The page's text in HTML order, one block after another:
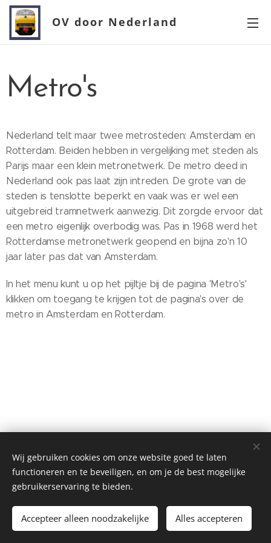
OV door Nederland
Metro's
Nederland telt maar twee metrosteden: Amsterdam en
Rotterdam. Beiden hebben in vergelijking met steden als
Parijs maar een klein metronetwerk. De metro deed in
Nederland ook pas laat zijn intreden. De grote van de
steden is tenslotte beperkt en vaak was er wel een
uitgebreid tramnetwerk aanwezig. Dit zorgde ervoor dat
een metro eigenlijk overbodig was. Pas in 1968 werd het
Rotterdamse metronetwerk geopend en bijna zo'n 10
jaar later pas dat van Amsterdam.
In het menu kunt u op het pijltje bij de pagina 'Metro's'
klikken om toegang te krijgen tot de pagina's over de
metro in Amsterdam en Rotterdam.
OV door Nederland
Mogelijk gemaakt doorWebnode Cookies
Wij gebruiken cookies om onze website goed te laten
functioneren en te beveiligen, en om je de best mogelijke
gebruikerservaring te bieden.
Accepteer alleen noodzakelijke Alles accepteren